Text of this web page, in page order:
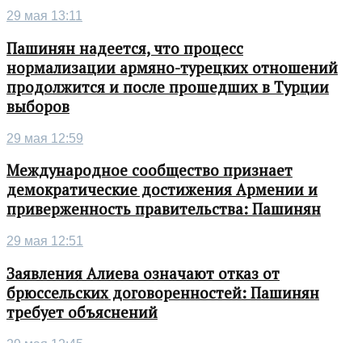
29 мая 13:11
Пашинян надеется, что процесс
нормализации армяно-турецких отношений
продолжится и после прошедших в Турции
выборов
29 мая 12:59
Международное сообщество признает
демократические достижения Армении и
приверженность правительства: Пашинян
29 мая 12:51
Заявления Алиева означают отказ от
брюссельских договоренностей: Пашинян
требует объяснений